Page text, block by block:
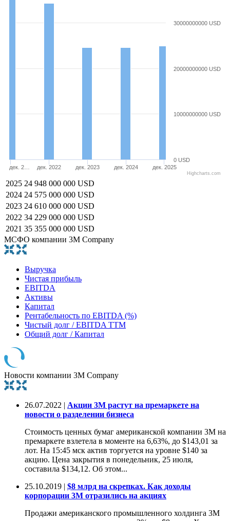
дек. 2… дек. 2022 дек. 2023 дек. 2024 дек. 2025
0 USD
10000000000 USD
20000000000 USD
30000000000 USD
Highcharts.com
2025 24 948 000 000 USD
2024 24 575 000 000 USD
2023 24 610 000 000 USD
2022 34 229 000 000 USD
2021 35 355 000 000 USD
МСФО компании 3M Company
Выручка
Чистая прибыль
EBITDA
Активы
Капитал
Рентабельность по EBITDA (%)
Чистый долг / EBITDA TTM
Общий долг / Капитал
Новости компании 3M Company
26.07.2022 | Акции 3M растут на премаркете на
новости о разделении бизнеса
Стоимость ценных бумаг американской компании 3M на
премаркете взлетела в моменте на 6,63%, до $143,01 за
лот. На 15:45 мск актив торгуется на уровне $140 за
акцию. Цена закрытия в понедельник, 25 июля,
составила $134,12. Об этом...
25.10.2019 | $8 млрд на скрепках. Как доходы
корпорации 3M отразились на акциях
Продажи американского промышленного холдинга 3M